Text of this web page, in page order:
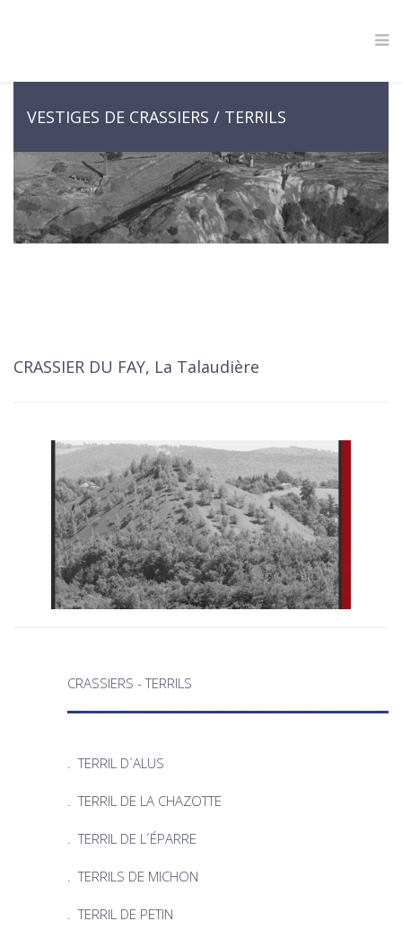
VESTIGES DE CRASSIERS / TERRILS
CRASSIER DU FAY, La Talaudière
CRASSIERS - TERRILS
.TERRIL D´ALUS
.TERRIL DE LA CHAZOTTE
.TERRIL DE L´ÉPARRE
.TERRILS DE MICHON
. TERRIL DE PETIN